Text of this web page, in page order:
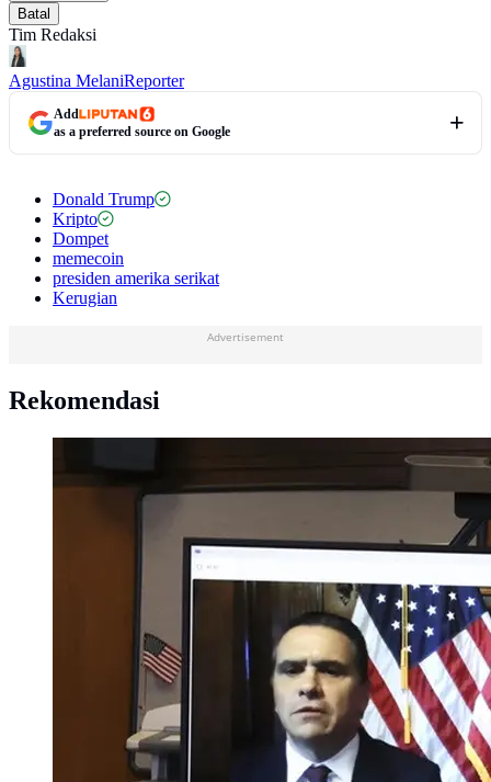
Batal
Tim Redaksi
Agustina MelaniReporter
Add
as a preferred source on Google
Donald Trump
Kripto
Dompet
memecoin
presiden amerika serikat
Kerugian
Advertisement
Rekomendasi